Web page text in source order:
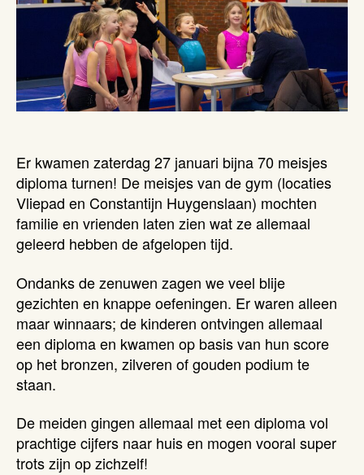
Er kwamen zaterdag 27 januari bijna 70 meisjes
diploma turnen! De meisjes van de gym (locaties
Vliepad en Constantijn Huygenslaan) mochten
familie en vrienden laten zien wat ze allemaal
geleerd hebben de afgelopen tijd.
Ondanks de zenuwen zagen we veel blije
gezichten en knappe oefeningen. Er waren alleen
maar winnaars; de kinderen ontvingen allemaal
een diploma en kwamen op basis van hun score
op het bronzen, zilveren of gouden podium te
staan.
De meiden gingen allemaal met een diploma vol
prachtige cijfers naar huis en mogen vooral super
trots zijn op zichzelf!